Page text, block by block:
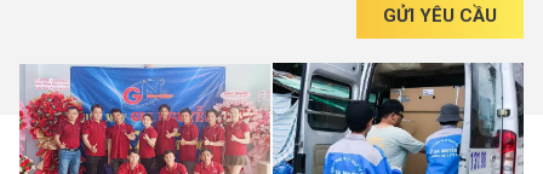
GỬI YÊU CẦU